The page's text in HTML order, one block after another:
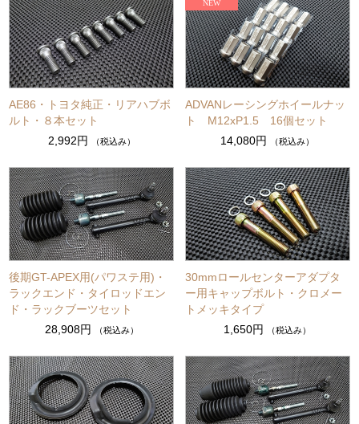
AE86・トヨタ純正・リアハブボ
ルト・８本セット
2,992円
（税込み）
ADVANレーシングホイールナッ
ト M12xP1.5 16個セット
14,080円
（税込み）
後期GT-APEX用(パワステ用)・
ラックエンド・タイロッドエン
ド・ラックブーツセット
28,908円
（税込み）
30mmロールセンターアダプタ
ー用キャップボルト・クロメー
トメッキタイプ
1,650円
（税込み）